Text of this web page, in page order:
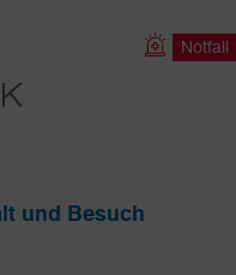
Notfall
und Besuch